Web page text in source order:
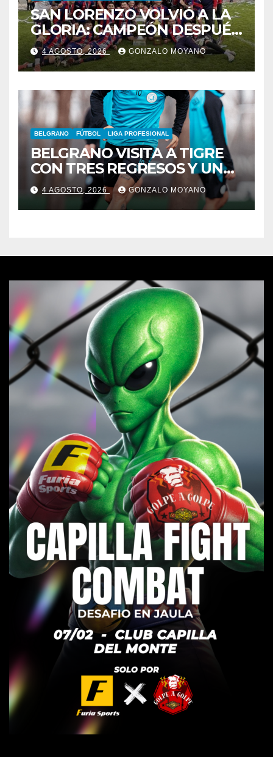
SAN LORENZO VOLVIÓ A LA
GLORIA: CAMPEÓN DESPUÉS
DE 42 AÑOS
4 AGOSTO, 2026 GONZALO MOYANO
BELGRANO FÚTBOL LIGA PROFESIONAL
BELGRANO VISITA A TIGRE
CON TRES REGRESOS Y UNA
BAJA OBLIGADA
4 AGOSTO, 2026 GONZALO MOYANO